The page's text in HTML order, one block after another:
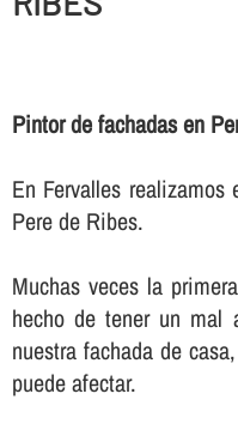
Pintor de fachadas en
En Fervalles
Pere de Ribes.
Muchas veces la
hecho de tener un mal
nuestra fachada de
puede afectar.